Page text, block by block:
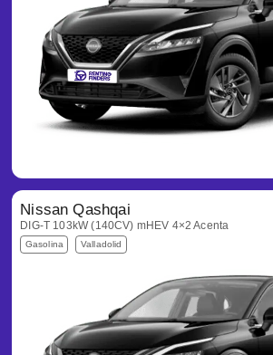
Nissan Qashqai
DIG-T 103kW (140CV) mHEV 4×2 Acenta
Gasolina Valladolid